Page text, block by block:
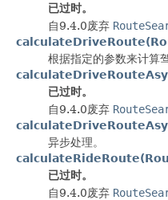
已过时。
自9.4.0废弃
根据指定的参数来计算
已过时。
自9.4.0废弃
异步处理。
已过时。
自9.4.0废弃